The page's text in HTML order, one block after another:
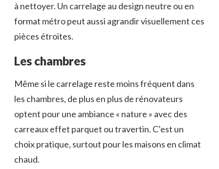
à nettoyer. Un carrelage au design neutre ou en
format métro peut aussi agrandir visuellement ces
pièces étroites.
Les chambres
Même si le carrelage reste moins fréquent dans
les chambres, de plus en plus de rénovateurs
optent pour une ambiance « nature » avec des
carreaux effet parquet ou travertin. C’est un
choix pratique, surtout pour les maisons en climat
chaud.